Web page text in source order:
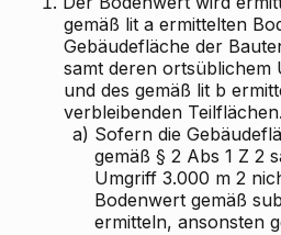
gemäß lit a ermittelten
Gebäudefläche der
samt deren ortsüblichem
und des gemäß lit b
verbleibenden Teilflächen.
a) Sofern die
gemäß § 2 Abs 1 Z 2
Umgriff 3.000 m 2
Bodenwert gemäß
ermitteln, ansonsten